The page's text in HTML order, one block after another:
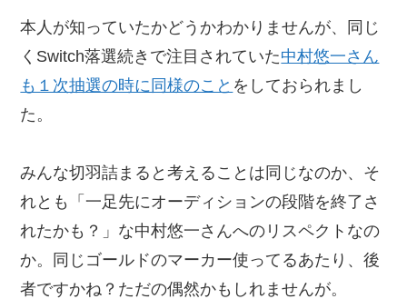
本人が知っていたかどうかわかりませんが、同じ
くSwitch落選続きで注目されていた中村悠一さん
も１次抽選の時に同様のこと をしておられまし
た。
みんな切羽詰まると考えることは同じなのか、そ
れとも「一足先にオーディションの段階を終了さ
れたかも？」な中村悠一さんへのリスペクトなの
か。同じゴールドのマーカー使ってるあたり、後
者ですかね？ただの偶然かもしれませんが。